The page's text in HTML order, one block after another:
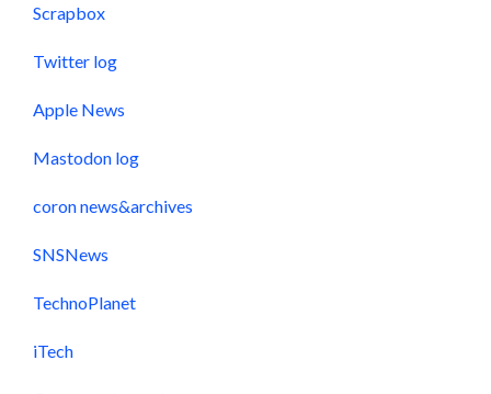
Scrapbox
Twitter log
Apple News
Mastodon log
coron news&archives
SNSNews
TechnoPlanet
iTech